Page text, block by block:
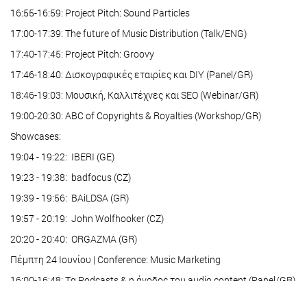
16:55-16:59: Project Pitch: Sound Particles
17:00-17:39: The future of Music Distribution (Talk/ENG)
17:40-17:45: Project Pitch: Groovy
17:46-18:40: Δισκογραφικές εταιρίες και DIY (Panel/GR)
18:46-19:03: Μουσική, Καλλιτέχνες και SEO (Webinar/GR)
19:00-20:30: ABC of Copyrights & Royalties (Workshop/GR)
Showcases:
19:04 - 19:22: IBERI (GE)
19:23 - 19:38: badfocus (CZ)
19:39 - 19:56: BAiLDSA (GR)
19:57 - 20:19: John Wolfhooker (CZ)
20:20 - 20:40: ORGAZMA (GR)
Πέμπτη 24 Ιουνίου | Conference: Music Marketing